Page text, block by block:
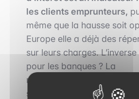
les clients emprunteurs,
même que la hausse soit
Europe elle a déjà des
sur leurs charges.
pour les banques ? La
réponse est nuancée.
sont utilisés comme